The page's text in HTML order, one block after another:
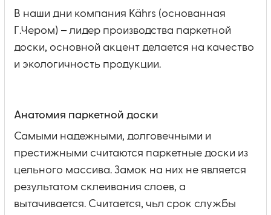
В наши дни компания Kährs (основанная
Г.Чером) – лидер производства паркетной
доски, основной акцент делается на качество
и экологичность продукции.
Анатомия паркетной доски
Самыми надежными, долговечными и
престижными считаются паркетные доски из
цельного массива. Замок на них не является
результатом склеивания слоев, а
вытачивается. Считается, чьл срок службы